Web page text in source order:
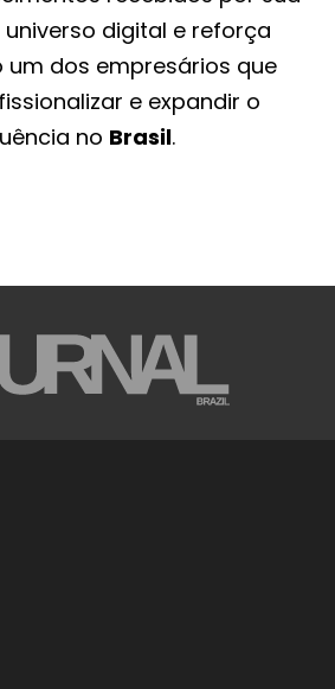
digital e reforça
um dos empresários que
e expandir o
no Brasil.